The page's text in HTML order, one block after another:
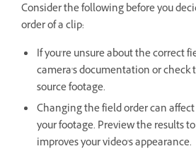
Consider the following before you
order of a clip:
If you're unsure about the correct
camera's documentation or check
source footage.
Changing the field order can
your footage. Preview the results
improves your video's appearance.